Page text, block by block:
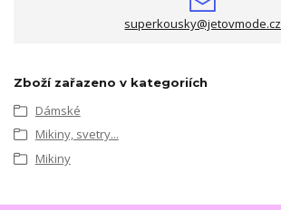
superkousky@jetovmode.cz
Zboží zařazeno v kategoriích
Dámské
Mikiny, svetry...
Mikiny